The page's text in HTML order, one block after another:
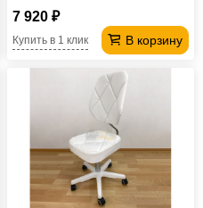
7 920 ₽
В корзину
Купить в 1 клик